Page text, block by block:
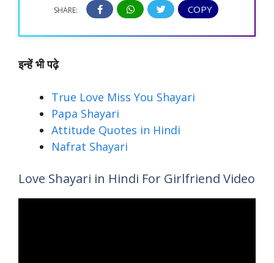
SHARE: COPY
इन्हें भी पढ़े
True Love Miss You Shayari
Papa Shayari
Attitude Quotes in Hindi
Nafrat Shayari
Love Shayari in Hindi For Girlfriend Video